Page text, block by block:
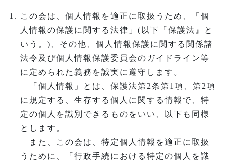
この会は、個人情報を適正に取扱うため、「個
人情報の保護に関する法律」(以下『保護法』と
いう。)、その他、個人情報保護に関する関係諸
法令及び個人情報保護委員会のガイドライン等
に定められた義務を誠実に遵守します。
「個人情報」とは、保護法第2条第1項、第2項
に規定する、生存する個人に関する情報で、特
定の個人を識別できるものをいい、以下も同様
とします。
また、この会は、特定個人情報を適正に取扱
うために、「行政手続における特定の個人を識